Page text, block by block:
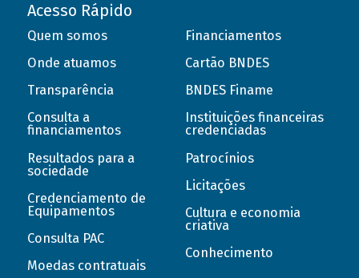
Acesso Rápido
Quem somos
Onde atuamos
Transparência
Consulta a
financiamentos
Resultados para a
sociedade
Credenciamento de
Equipamentos
Consulta PAC
Moedas contratuais
Financiamentos
Cartão BNDES
BNDES Finame
Instituições financeiras
credenciadas
Patrocínios
Licitações
Cultura e economia
criativa
Conhecimento